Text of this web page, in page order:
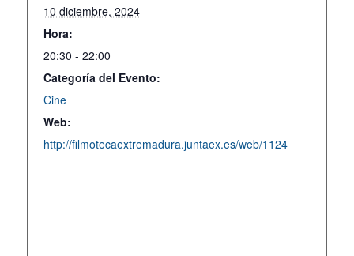
10 diciembre, 2024
Hora:
20:30 - 22:00
Categoría del Evento:
Cine
Web:
http://filmotecaextremadura.juntaex.es/web/1124